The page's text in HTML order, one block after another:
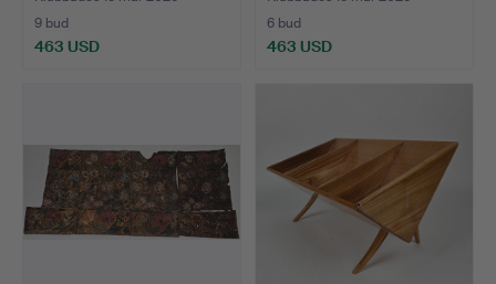
9 bud
463 USD
6 bud
463 USD